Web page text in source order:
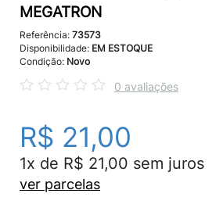
MEGATRON
Referência: 73573
Disponibilidade: EM ESTOQUE
Condição: Novo
0 avaliações
R$ 21,00
1x de R$ 21,00 sem juros
ver parcelas